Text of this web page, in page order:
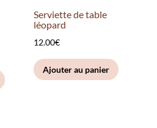
Serviette de table
léopard
12.00€
Ajouter au panier